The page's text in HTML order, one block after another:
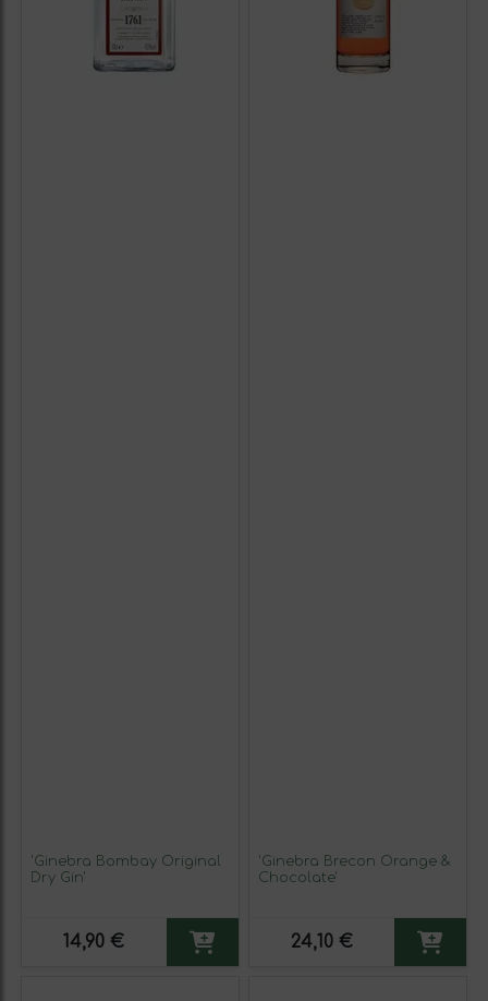
'Ginebra Bombay Original
Dry Gin'
14,90 €
'Ginebra Brecon Orange &
Chocolate'
24,10 €